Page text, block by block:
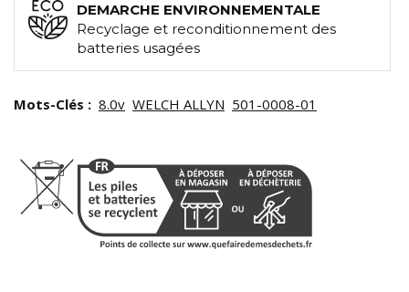
DEMARCHE ENVIRONNEMENTALE
Recyclage et reconditionnement des
batteries usagées
Mots-Clés : 8.0v WELCH ALLYN 501-0008-01